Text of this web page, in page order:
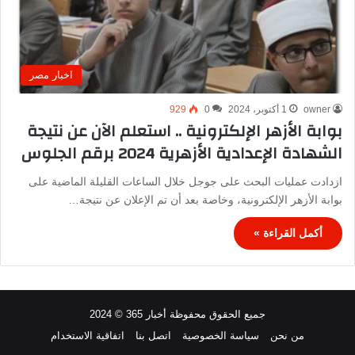
اخبار مصر
owner 1 أكتوبر، 2024 0
929
بوابة الأزهر الإلكترونية .. استعلم الآن عن نتيجة
الشهادة الإعدادية الأزهرية 2024 برقم الجلوس
ازدادت عمليات البحث على جوجل خلال الساعات القليلة الماضية على
بوابة الأزهر الإلكترونية، وخاصة بعد أن تم الإعلان عن نتيجة…
أكمل القراءة »
جميع الحقوق محفوظة أخبار 365 © 2024
من نحن
سياسة الخصوصية اتصل بنا اتفاقية الاستخدام